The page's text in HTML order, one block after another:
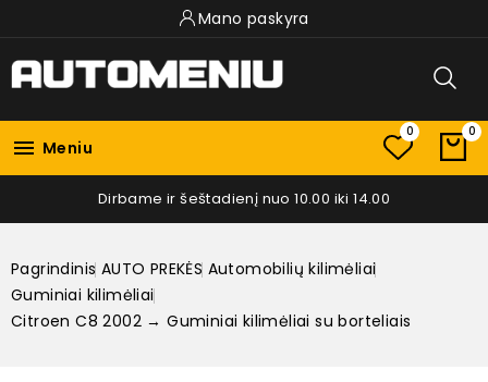
Mano paskyra
 Meniu
0 0
Dirbame ir šeštadienį nuo 10.00 iki 14.00
Pagrindinis AUTO PREKĖS Automobilių kilimėliai
Guminiai kilimėliai
Citroen C8 2002 → Guminiai kilimėliai su borteliais